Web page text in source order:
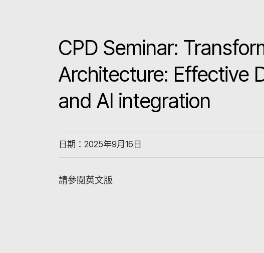
CPD Seminar:
Architecture: Effective
and AI integration
日期：2025年9月16日
請參閱英文版